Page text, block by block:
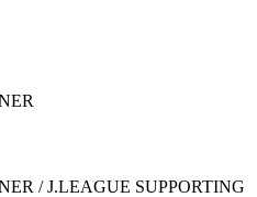
/ J.LEAGUE SUPPORTING